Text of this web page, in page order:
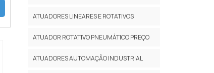
ATUADORES LINEARES E ROTATIVOS
ATUADOR ROTATIVO PNEUMÁTICO PREÇO
ATUADORES AUTOMAÇÃO INDUSTRIAL